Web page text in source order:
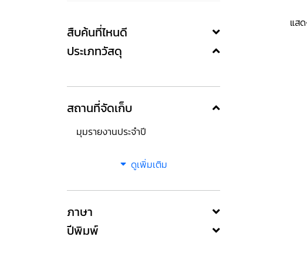
สืบค้นที่ไหนดี
ประเภทวัสดุ
สถานที่จัดเก็บ
มุมรายงานประจำปี
ดูเพิ่มเติม
ภาษา
ปีพิมพ์
แส